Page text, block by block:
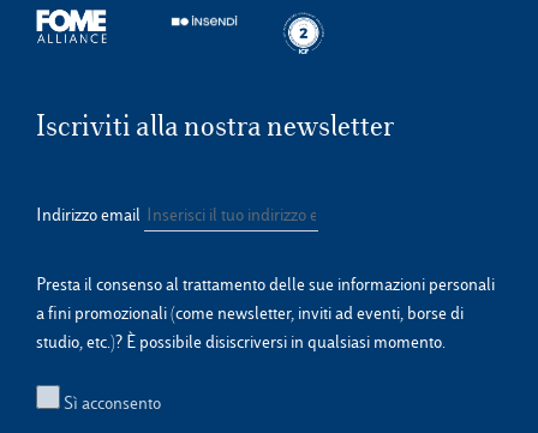
Iscriviti alla nostra newsletter
Indirizzo email
Presta il consenso al trattamento delle sue informazioni personali
a fini promozionali (come newsletter, inviti ad eventi, borse di
studio, etc.)? È possibile disiscriversi in qualsiasi momento.
Sì acconsento